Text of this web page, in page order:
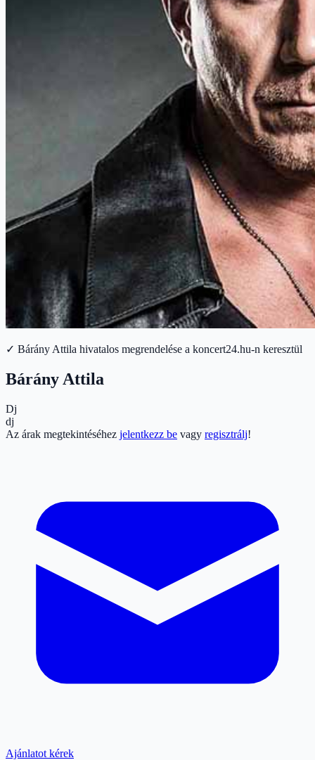
✓ Bárány Attila hivatalos megrendelése a koncert24.hu-n keresztül
Bárány Attila
Dj
dj
Az árak megtekintéséhez jelentkezz be vagy regisztrálj!
Ajánlatot kérek